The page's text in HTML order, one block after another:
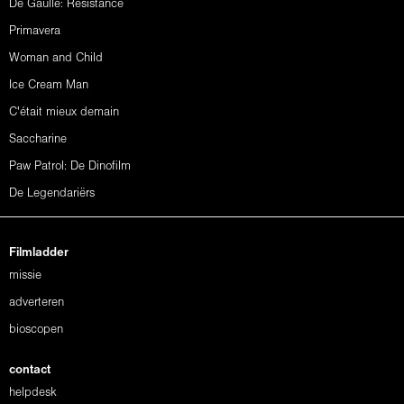
De Gaulle: Résistance
Primavera
Woman and Child
Ice Cream Man
C'était mieux demain
Saccharine
Paw Patrol: De Dinofilm
De Legendariërs
Filmladder
missie
adverteren
bioscopen
contact
helpdesk